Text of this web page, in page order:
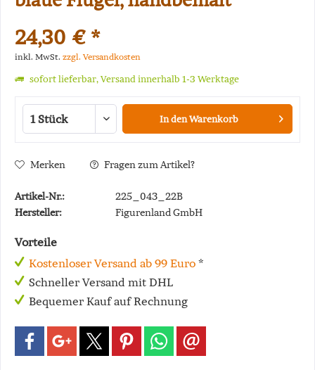
24,30 € *
inkl. MwSt. zzgl. Versandkosten
sofort lieferbar, Versand innerhalb 1-3 Werktage
In denWarenkorb
Merken Fragen zum Artikel?
Artikel-Nr.:
225_043_22B
Hersteller:
Figurenland GmbH
Vorteile
Kostenloser Versand ab 99 Euro *
Schneller Versand mit DHL
Bequemer Kauf auf Rechnung